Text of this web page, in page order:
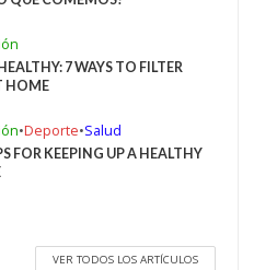
7 WAYS TO FILTER
HOME
•Deporte•Salud
FOR KEEPING UP A HEALTHY
VER TODOS LOS ARTÍCULOS